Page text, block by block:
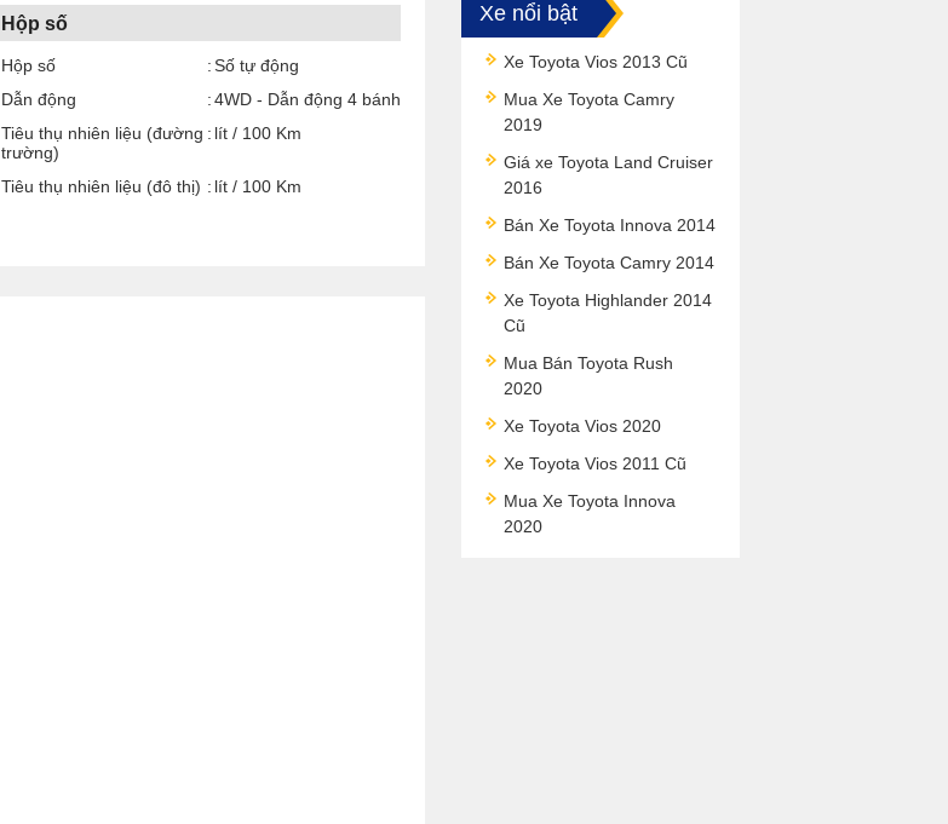
Hộp số
Hộp số
Số tự động
Dẫn động
4WD - Dẫn động 4 bánh
Tiêu thụ nhiên liệu (đường
trường)
lít / 100 Km
Tiêu thụ nhiên liệu (đô thị) lít / 100 Km
Xe nổi bật
Xe Toyota Vios 2013 Cũ
Mua Xe Toyota Camry
2019
Giá xe Toyota Land Cruiser
2016
Bán Xe Toyota Innova 2014
Bán Xe Toyota Camry 2014
Xe Toyota Highlander 2014
Cũ
Mua Bán Toyota Rush
2020
Xe Toyota Vios 2020
Xe Toyota Vios 2011 Cũ
Mua Xe Toyota Innova
2020